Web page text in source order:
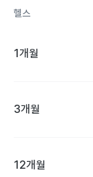
헬스
1개월
3개월
12개월